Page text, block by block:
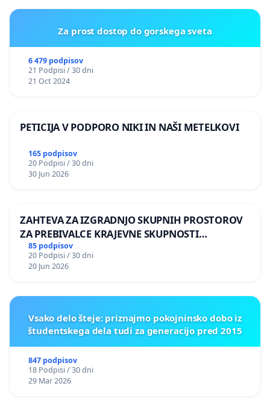
Za prost dostop do gorskega sveta
6 479 podpisov
21 Podpisi / 30 dni
21 Oct 2024
PETICIJA V PODPORO NIKI IN NAŠI METELKOVI
165 podpisov
20 Podpisi / 30 dni
30 Jun 2026
ZAHTEVA ZA IZGRADNJO SKUPNIH PROSTOROV
ZA PREBIVALCE KRAJEVNE SKUPNOSTI
PRESTRANEK
85 podpisov
20 Podpisi / 30 dni
20 Jun 2026
Vsako delo šteje: priznajmo pokojninsko dobo iz
študentskega dela tudi za generacijo pred 2015
847 podpisov
18 Podpisi / 30 dni
29 Mar 2026